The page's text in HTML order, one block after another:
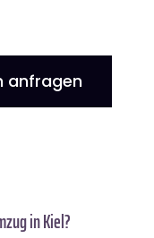
anfragen
in Kiel?